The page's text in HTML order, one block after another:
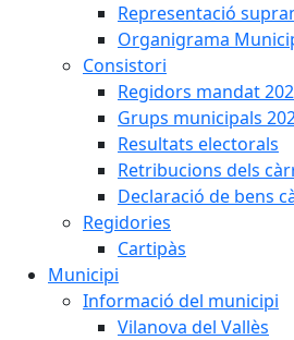
Representació
Organigrama
Consistori
Regidors mandat
Grups municipals
Resultats electorals
Retribucions dels
Declaració de bens
Regidories
Cartipàs
Municipi
Informació del municipi
Vilanova del Vallès